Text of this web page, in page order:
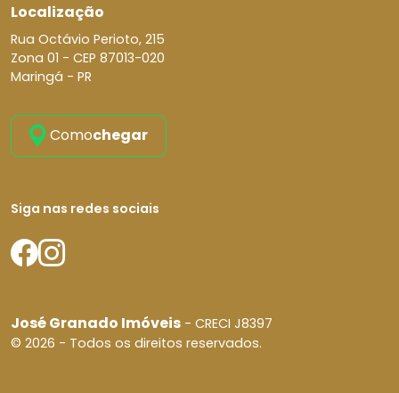
Localização
Rua Octávio Perioto, 215
Zona 01 - CEP 87013-020
Maringá - PR
Comochegar
Siga nas redes sociais
José Granado Imóveis - CRECI J8397
© 2026 - Todos os direitos reservados.